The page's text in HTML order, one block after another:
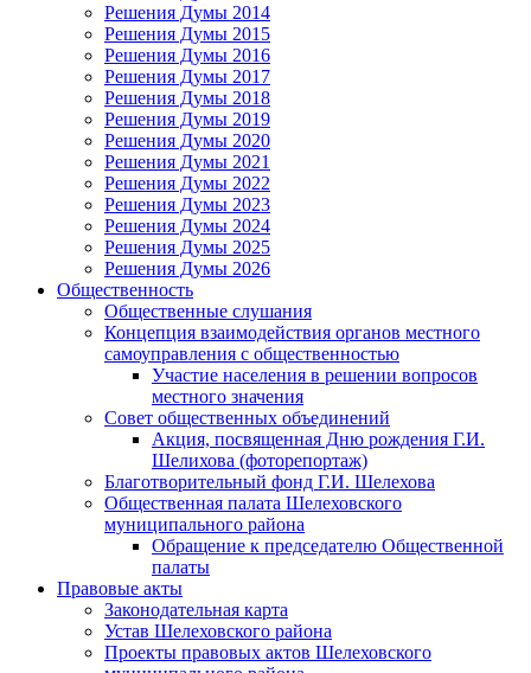
Решения Думы 2014
Решения Думы 2015
Решения Думы 2016
Решения Думы 2017
Решения Думы 2018
Решения Думы 2019
Решения Думы 2020
Решения Думы 2021
Решения Думы 2022
Решения Думы 2023
Решения Думы 2024
Решения Думы 2025
Решения Думы 2026
Общественность
Общественные слушания
Концепция взаимодействия органов местного
самоуправления с общественностью
Участие населения в решении вопросов
местного значения
Совет общественных объединений
Акция, посвященная Дню рождения Г.И.
Шелихова (фоторепортаж)
Благотворительный фонд Г.И. Шелехова
Общественная палата Шелеховского
муниципального района
Обращение к председателю Общественной
палаты
Правовые акты
Законодательная карта
Устав Шелеховского района
Проекты правовых актов Шелеховского